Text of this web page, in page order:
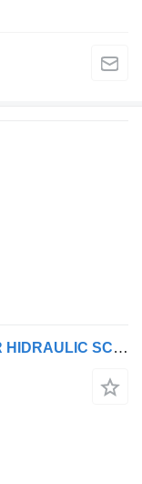
Scania MOTOR HIDRAULIC | MOTOR HIDRAULIC SCANIA 2032384|2032384-1 pentru Scania